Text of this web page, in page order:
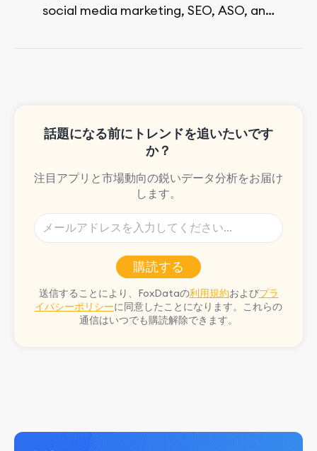
social media marketing, SEO, ASO, and
話題になる前にトレンドを追いたいです
か？
注目アプリと市場動向の鋭いデータ分析をお届け
します。
購読する
送信することにより、FoxDataの利用規約およびプラ
イバシーポリシーに同意したことになります。これらの
通信はいつでも購読解除できます。